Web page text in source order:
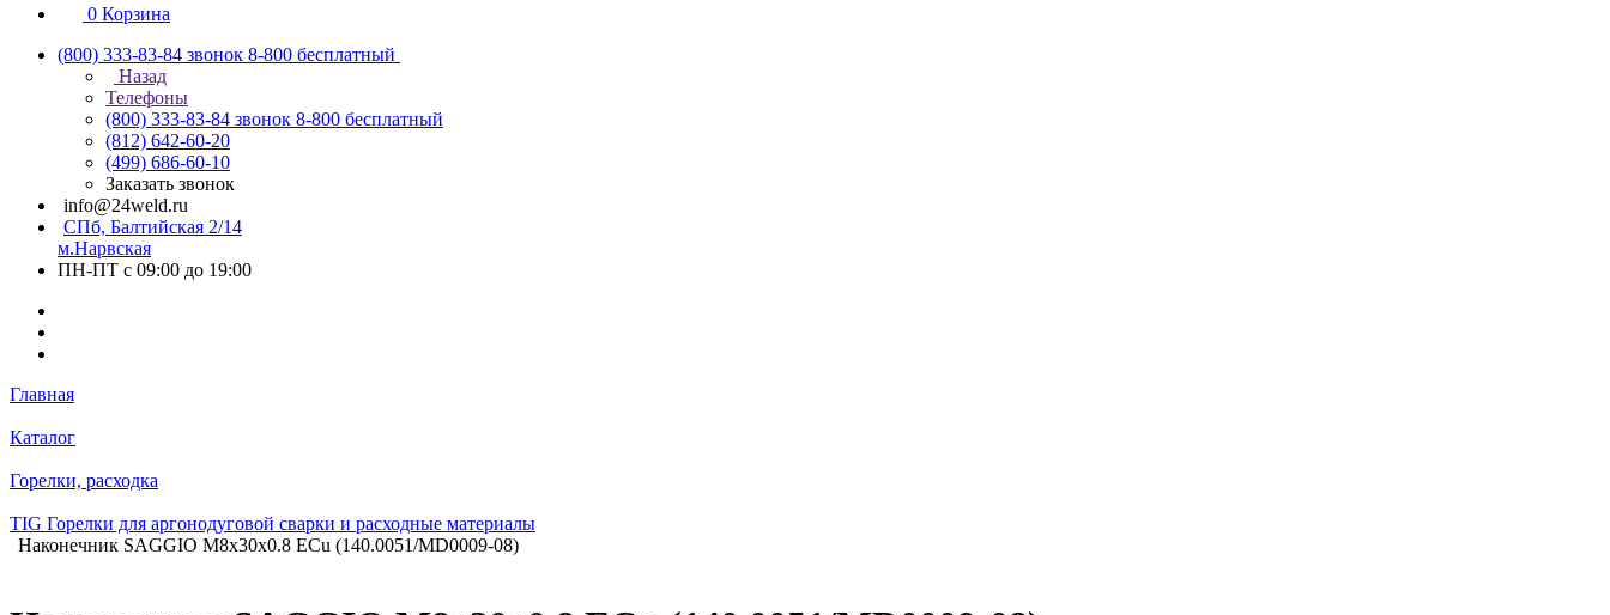
0 Корзина
(800) 333-83-84 звонок 8-800 бесплатный
Назад
Телефоны
(800) 333-83-84 звонок 8-800 бесплатный
(812) 642-60-20
(499) 686-60-10
Заказать звонок
info@24weld.ru
СПб, Балтийская 2/14
м.Нарвская
ПН-ПТ с 09:00 до 19:00
Главная
Каталог
Горелки, расходка
TIG Горелки для аргонодуговой сварки и расходные материалы
Наконечник SAGGIO M8х30х0.8 ECu (140.0051/MD0009-08)